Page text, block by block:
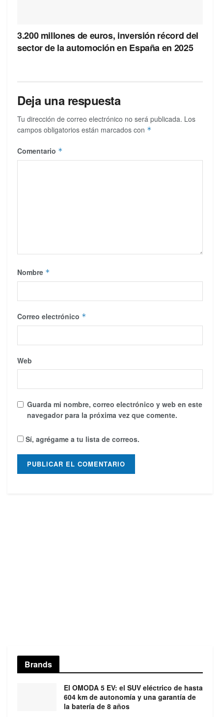
3.200 millones de euros, inversión récord del
sector de la automoción en España en 2025
Deja una respuesta
Tu dirección de correo electrónico no será publicada. Los
campos obligatorios están marcados con *
Comentario *
Nombre *
Correo electrónico *
Web
Guarda mi nombre, correo electrónico y web en este
navegador para la próxima vez que comente.
Sí, agrégame a tu lista de correos.
Brands
El OMODA 5 EV: el SUV eléctrico de hasta
604 km de autonomía y una garantía de
la batería de 8 años